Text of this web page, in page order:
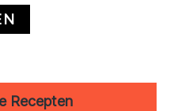
Recepten